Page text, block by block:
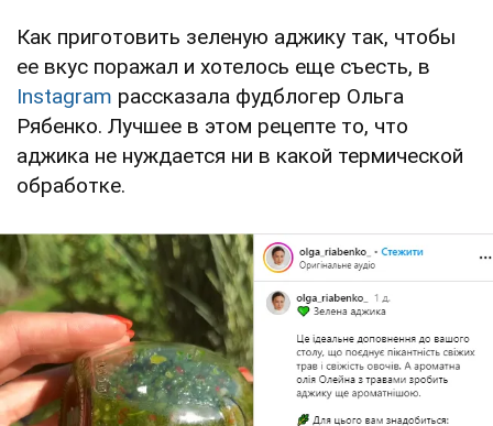
Как приготовить зеленую аджику так, чтобы
ее вкус поражал и хотелось еще съесть, в
Instagram рассказала фудблогер Ольга
Рябенко. Лучшее в этом рецепте то, что
аджика не нуждается ни в какой термической
обработке.